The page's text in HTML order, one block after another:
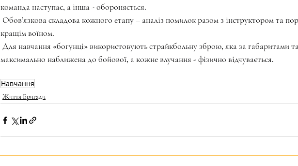
команда наступає, а інша - обороняється.
Обов’язкова складова кожного етапу – аналіз помилок разом з інструктором та
кращім воїном.
Для навчання «богунці» використовують страйкбольну зброю, яка за габаритами та
максимально наближена до бойової, а кожне влучання - фізично відчувається.
Навчання
Життя Бригади